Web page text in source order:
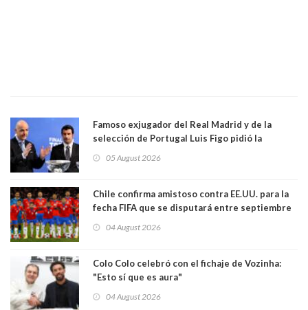
Famoso exjugador del Real Madrid y de la
selección de Portugal Luis Figo pidió la
comportamiento más bajo y cobarde que he
05 August 2026
Chile confirma amistoso contra EE.UU. para la
fecha FIFA que se disputará entre septiembre
04 August 2026
Colo Colo celebró con el fichaje de Vozinha:
"Esto sí que es aura"
04 August 2026